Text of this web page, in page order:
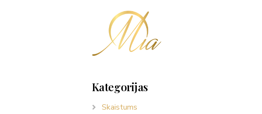
Kategorijas
Skaistums